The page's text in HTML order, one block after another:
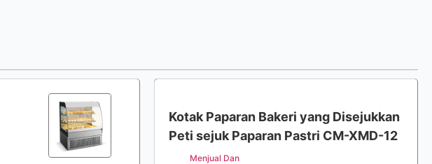
Kotak Paparan Bakeri yang Disejukkan
Peti sejuk Paparan Pastri CM-XMD-12
Menjual Dan